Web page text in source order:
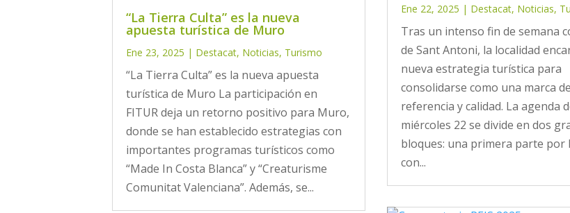
“La Tierra Culta” es la nueva
apuesta turística de Muro
Ene 23, 2025 | Destacat, Noticias, Turismo
“La Tierra Culta” es la nueva apuesta
turística de Muro La participación en
FITUR deja un retorno positivo para Muro,
donde se han establecido estrategias con
importantes programas turísticos como
“Made In Costa Blanca” y “Creaturisme
Comunitat Valenciana”. Además, se...
Ene 22, 2025 | Destacat, Noticias,
Tras un intenso fin de semana
de Sant Antoni, la localidad
nueva estrategia turística para
consolidarse como una marca de
referencia y calidad. La agenda
miércoles 22 se divide en dos
bloques: una primera parte por
con...